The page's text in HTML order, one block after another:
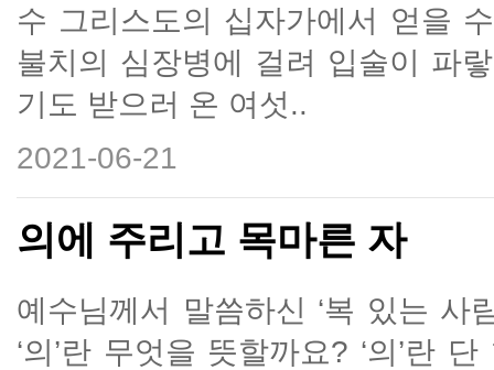
수 그리스도의 십자가에서 얻을
불치의 심장병에 걸려 입술이 파
기도 받으러 온 여섯..
2021-06-21
의에 주리고 목마른 자
예수님께서 말씀하신 ‘복 있는 사
‘의’란 무엇을 뜻할까요? ‘의’란